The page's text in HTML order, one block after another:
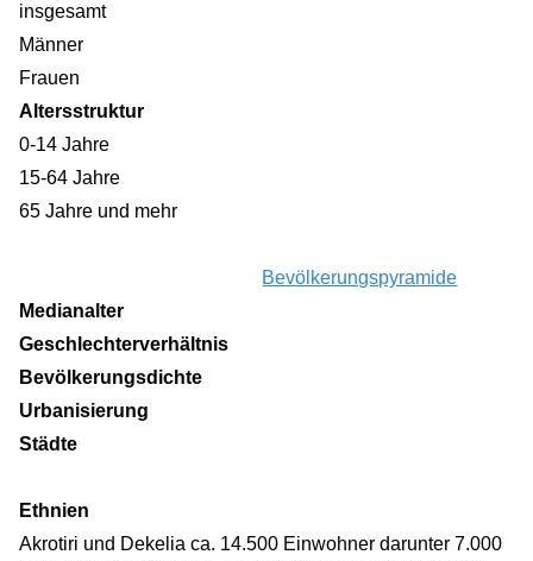
insgesamt
Männer
Frauen
Altersstruktur
0-14 Jahre
15-64 Jahre
65 Jahre und mehr
Bevölkerungspyramide
Medianalter
Geschlechterverhältnis
Bevölkerungsdichte
Urbanisierung
Städte
Ethnien
Akrotiri und Dekelia ca. 14.500 Einwohner darunter 7.000